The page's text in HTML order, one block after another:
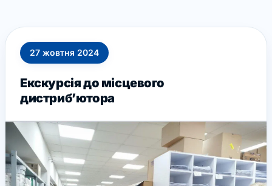
27 жовтня 2024
Екскурсія до місцевого
дистрибʼютора